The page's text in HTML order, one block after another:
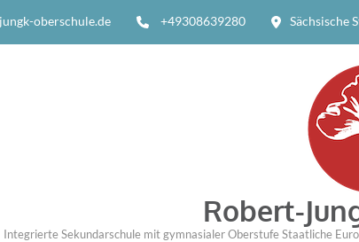
oberschule.de +49308639280 Sächsische
Robert-
Integrierte Sekundarschule mit gymnasialer Oberstufe Staatliche